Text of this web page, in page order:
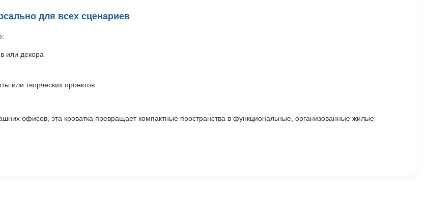
для всех сценариев
или декора
или творческих проектов
офисов, эта кроватка превращает компактные пространства в функциональные, организованные жилые